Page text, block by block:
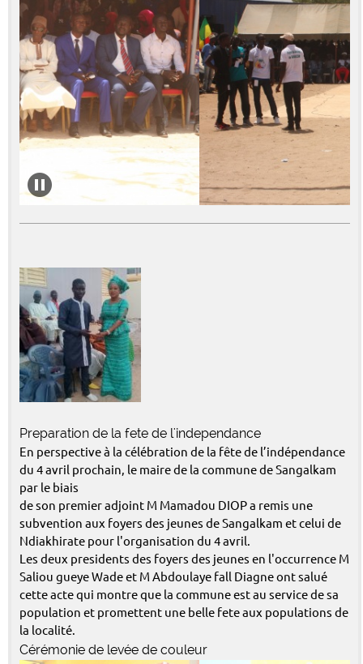
Preparation de la fete de l'independance
En perspective à la célébration de la fête de l’indépendance
du 4 avril prochain, le maire de la commune de Sangalkam
par le biais
de son premier adjoint M Mamadou DIOP a remis une
subvention aux foyers des jeunes de Sangalkam et celui de
Ndiakhirate pour l'organisation du 4 avril.
Les deux presidents des foyers des jeunes en l'occurrence M
Saliou gueye Wade et M Abdoulaye fall Diagne ont salué
cette acte qui montre que la commune est au service de sa
population et promettent une belle fete aux populations de
la localité.
Cérémonie de levée de couleur